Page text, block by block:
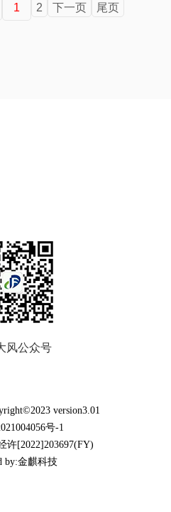
1 2 下一页 尾页
风公众号
version3.01
号-1
许[2022]203697(FY)
by:金麒科技